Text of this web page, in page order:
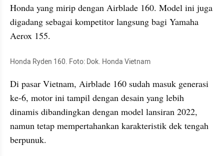
Honda yang mirip dengan Airblade 160. Model ini juga
digadang sebagai kompetitor langsung bagi Yamaha
Aerox 155.
Honda Ryden 160. Foto: Dok. Honda Vietnam
Di pasar Vietnam, Airblade 160 sudah masuk generasi
ke-6, motor ini tampil dengan desain yang lebih
dinamis dibandingkan dengan model lansiran 2022,
namun tetap mempertahankan karakteristik dek tengah
berpunuk.